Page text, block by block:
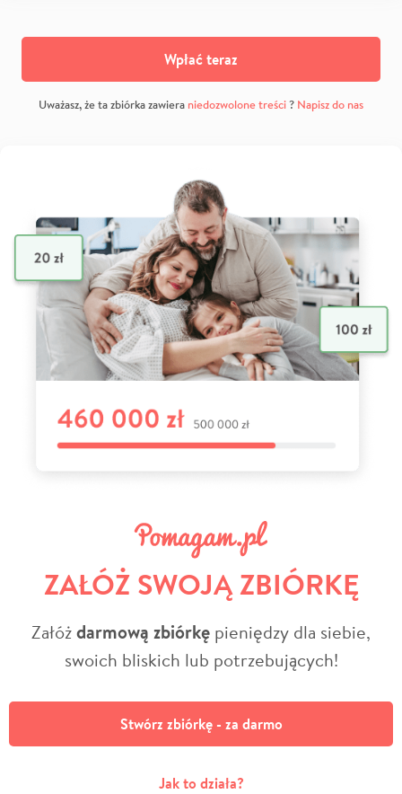
Wpłać teraz
Uważasz, że ta zbiórka zawiera niedozwolone treści? Napisz do nas
ZAŁÓŻ SWOJĄ ZBIÓRKĘ
Załóżdarmową zbiórkę pieniędzy dla siebie,
swoich bliskich lub potrzebujących!
Stwórz zbiórkę - za darmo
Jak to działa?